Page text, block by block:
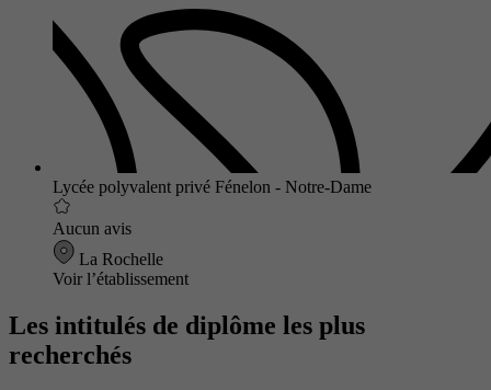
Lycée polyvalent privé Fénelon - Notre-Dame
Aucun avis
La Rochelle
Voir l’établissement
Les intitulés de diplôme les plus
recherchés